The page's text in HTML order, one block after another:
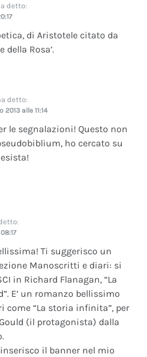
detto:
di Aristotele citato da
della Rosa’.
detto:
2013 alle 11:14
le segnalazioni! Questo non
ho cercato su
Ti suggerisco un
Manoscritti e diari: si
in Richard Flanagan, “La
E’ un romanzo bellissimo
come “La storia infinita”, per
(il protagonista) dalla
il banner nel mio